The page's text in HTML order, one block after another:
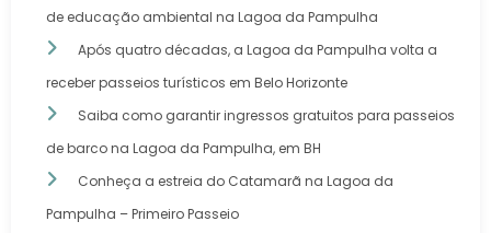
de educação ambiental na Lagoa da Pampulha
Após quatro décadas, a Lagoa da Pampulha volta a
receber passeios turísticos em Belo Horizonte
Saiba como garantir ingressos gratuitos para passeios
de barco na Lagoa da Pampulha, em BH
Conheça a estreia do Catamarã na Lagoa da
Pampulha – Primeiro Passeio